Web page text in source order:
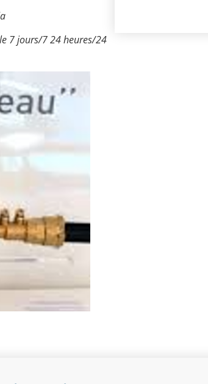
7 jours/7 24 heures/24